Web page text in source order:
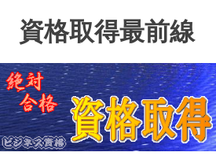
ン
ツ
へ
ス
キ
資格取得最前線